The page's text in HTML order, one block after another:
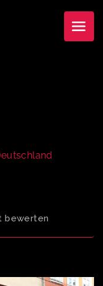
Deutschland
bewerten